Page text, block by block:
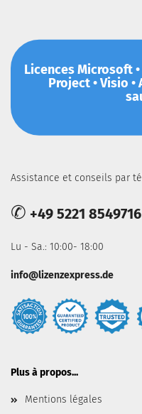
Licences Microsoft •
Project • Visio
Assistance et conseils par
✆ +49 5221 8549716
Lu - Sa.: 10:00- 18:00
info@lizenzexpress.de
Plus à propos...
Mentions légales